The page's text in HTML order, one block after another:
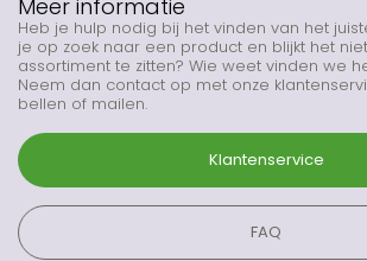
Meer informatie
Heb je hulp nodig bij het vinden van het
je op zoek naar een product en blijkt het
assortiment te zitten? Wie weet vinden we
Neem dan contact op met onze
bellen of mailen.
Klantenservice
FAQ